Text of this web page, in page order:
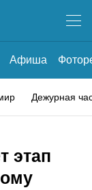
Афиша
Дежурная
этап